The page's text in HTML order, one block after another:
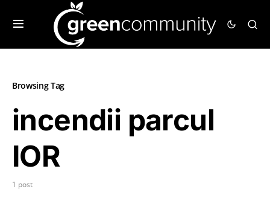
Browsing Tag
incendii parcul
IOR
1 post